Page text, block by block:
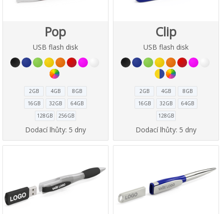
Pop
USB flash disk
2GB 4GB
8GB
16GB
32GB
64GB
128GB
256GB
Dodací lhůty: 5 dny
Clip
USB flash disk
2GB 4GB
8GB
16GB
32GB
64GB
128GB
Dodací lhůty: 5 dny